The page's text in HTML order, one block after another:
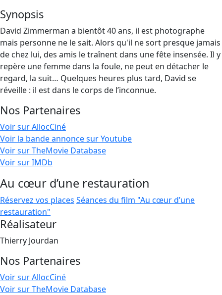
Synopsis
David Zimmerman a bientôt 40 ans, il est photographe
mais personne ne le sait. Alors qu'il ne sort presque jamais
de chez lui, des amis le traînent dans une fête insensée. Il y
repère une femme dans la foule, ne peut en détacher le
regard, la suit… Quelques heures plus tard, David se
réveille : il est dans le corps de l’inconnue.
Nos Partenaires
Voir sur AllocCiné
Voir la bande annonce sur Youtube
Voir sur TheMovie Database
Voir sur IMDb
Au cœur d’une restauration
Réservez vos places Séances du film "Au cœur d’une
restauration"
Réalisateur
Thierry Jourdan
Nos Partenaires
Voir sur AllocCiné
Voir sur TheMovie Database